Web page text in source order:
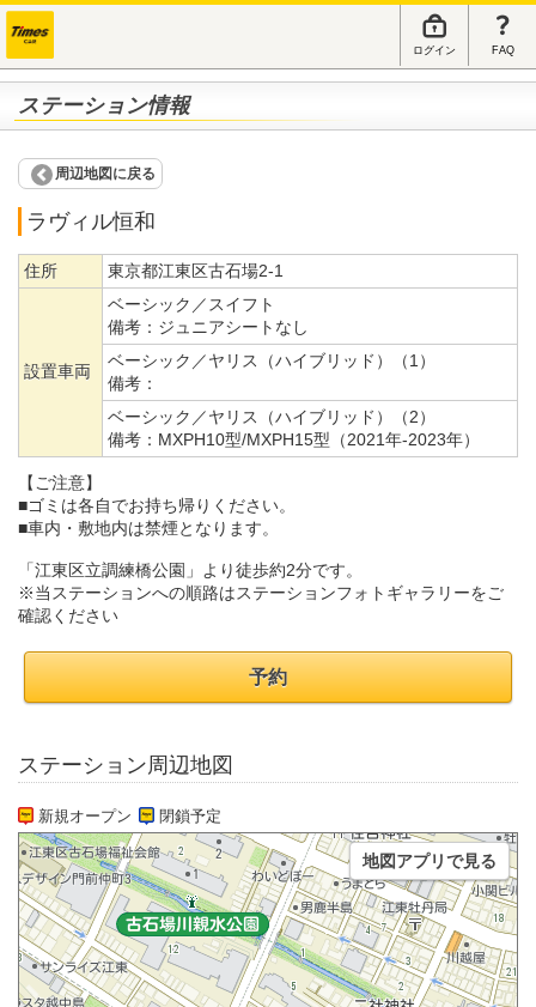
ログイン FAQ
ステーション情報
周辺地図に戻る
ラヴィル恒和
住所 東京都江東区古石場2-1
設置車両
ベーシック／スイフト
備考： ジュニアシートなし
ベーシック／ヤリス（ハイブリッド）（1）
備考：
ベーシック／ヤリス（ハイブリッド）（2）
備考： MXPH10型/MXPH15型（2021年-2023年）
【ご注意】
■ゴミは各自でお持ち帰りください。
■車内・敷地内は禁煙となります。
「江東区立調練橋公園」より徒歩約2分です。
※当ステーションへの順路はステーションフォトギャラリーをご
確認ください
予約
ステーション周辺地図
新規オープン 閉鎖予定
地図アプリで見る